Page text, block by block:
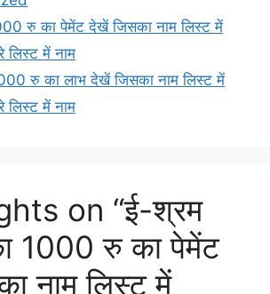
रु का पेमेंट देखें जिसका नाम लिस्ट में
लिस्ट में नाम
रु का लाभ देखें जिसका नाम लिस्ट में
लिस्ट में नाम
on “ई-श्रम
1000 रु का पेमेंट
नाम लिस्ट में